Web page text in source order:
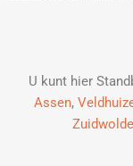
U kunt hier
Assen,
Zuidwolde